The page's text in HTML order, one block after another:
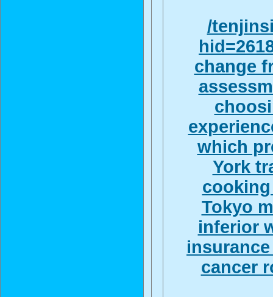
/
change
which
York
Tokyo
inferior
cancer